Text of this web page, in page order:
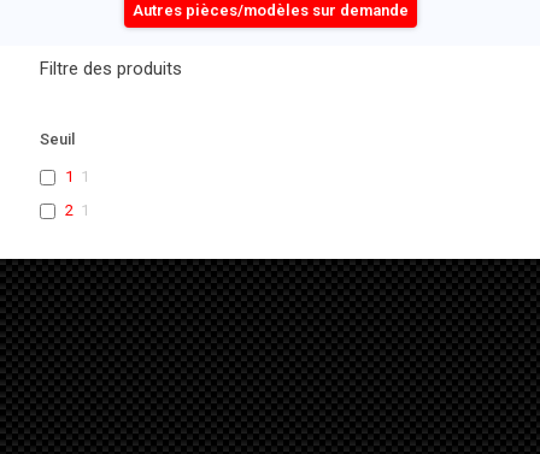
Autres pièces/modèles sur demande
Filtre des produits
Seuil
1 1
2 1